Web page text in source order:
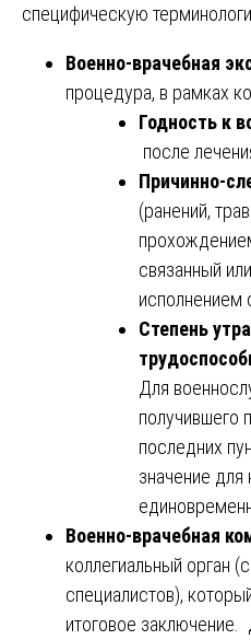
специфическую
Военно-врачебная
процедура, в рамках
Годность к
после
Причинно-
(ранений,
связанный
исполнением
Степень
Для
получившего
последних
значение для
Военно-врачебная
коллегиальный орган
специалистов),
итоговое